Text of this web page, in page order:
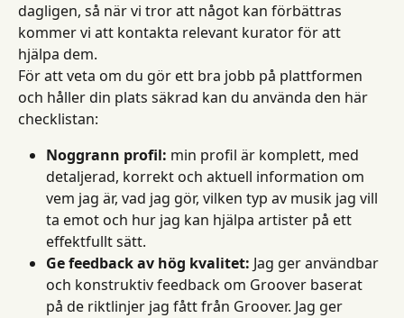
dagligen, så när vi tror att något kan förbättras
kommer vi att kontakta relevant kurator för att
hjälpa dem.
För att veta om du gör ett bra jobb på plattformen
och håller din plats säkrad kan du använda den här
checklistan:
Noggrann profil: min profil är komplett, med
detaljerad, korrekt och aktuell information om
vem jag är, vad jag gör, vilken typ av musik jag vill
ta emot och hur jag kan hjälpa artister på ett
effektfullt sätt.
Ge feedback av hög kvalitet: Jag ger användbar
och konstruktiv feedback om Groover baserat
på de riktlinjer jag fått från Groover. Jag ger